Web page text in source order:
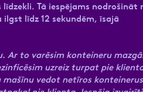
Tā iespējams nodrošināt
līdz 12 sekundēm, īsajā
Ar to varēsim konteineru
uzreiz turpat pie
vedot netīros